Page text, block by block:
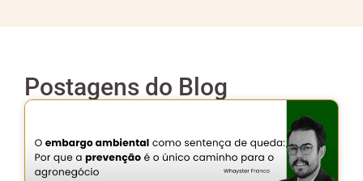
Postagens do Blog